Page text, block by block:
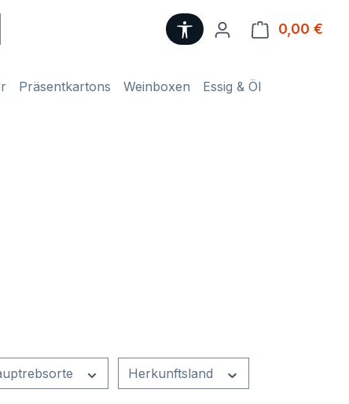
Werkzeugleiste anzeigen
0,00 €
Präsentkartons Weinboxen
Essig & Öl
Herkunftsland